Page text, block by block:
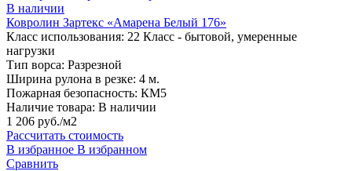
В наличии
Ковролин Зартекс «Амарена Белый 176»
Класс использования: 22 Класс - бытовой, умеренные
нагрузки
Тип ворса: Разрезной
Ширина рулона в резке: 4 м.
Пожарная безопасность: КМ5
Наличие товара: В наличии
1 206 руб./м2
Рассчитать стоимость
В избранное В избранном
Сравнить